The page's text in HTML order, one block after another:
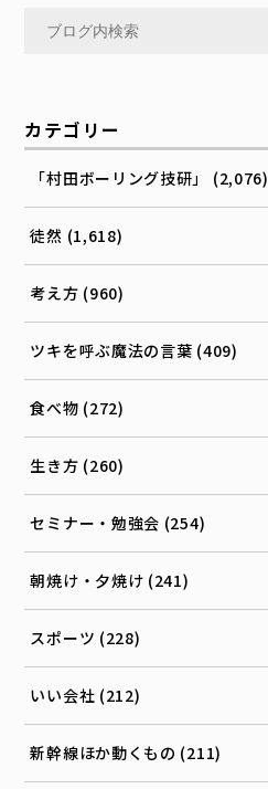
カテゴリー
「村田ボーリング技研」 (2,076)
徒然 (1,618)
考え方 (960)
ツキを呼ぶ魔法の言葉 (409)
食べ物 (272)
生き方 (260)
セミナー・勉強会 (254)
朝焼け・夕焼け (241)
スポーツ (228)
いい会社 (212)
新幹線ほか動くもの (211)